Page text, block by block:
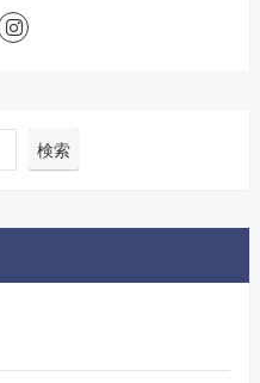
検索